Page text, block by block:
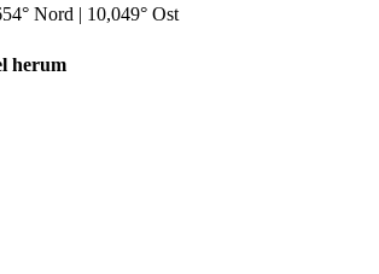
Bereich der Haushalte gibt es viele Auslöser
Abfluss, die eine Abflussreinigung in
mit Kaffeesatz, Speiseresten und Fett die
die ein Abfließen durch die Leitungen
von Chemikalien im Abflussrohr
mit der Zeit verlangsamen. Im Bad hat man es
Katzenstreu oder auch Papier in
Haaren und Hautfetten in den